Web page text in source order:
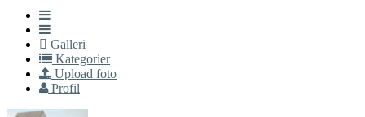
Galleri
Kategorier
Upload foto
Profil